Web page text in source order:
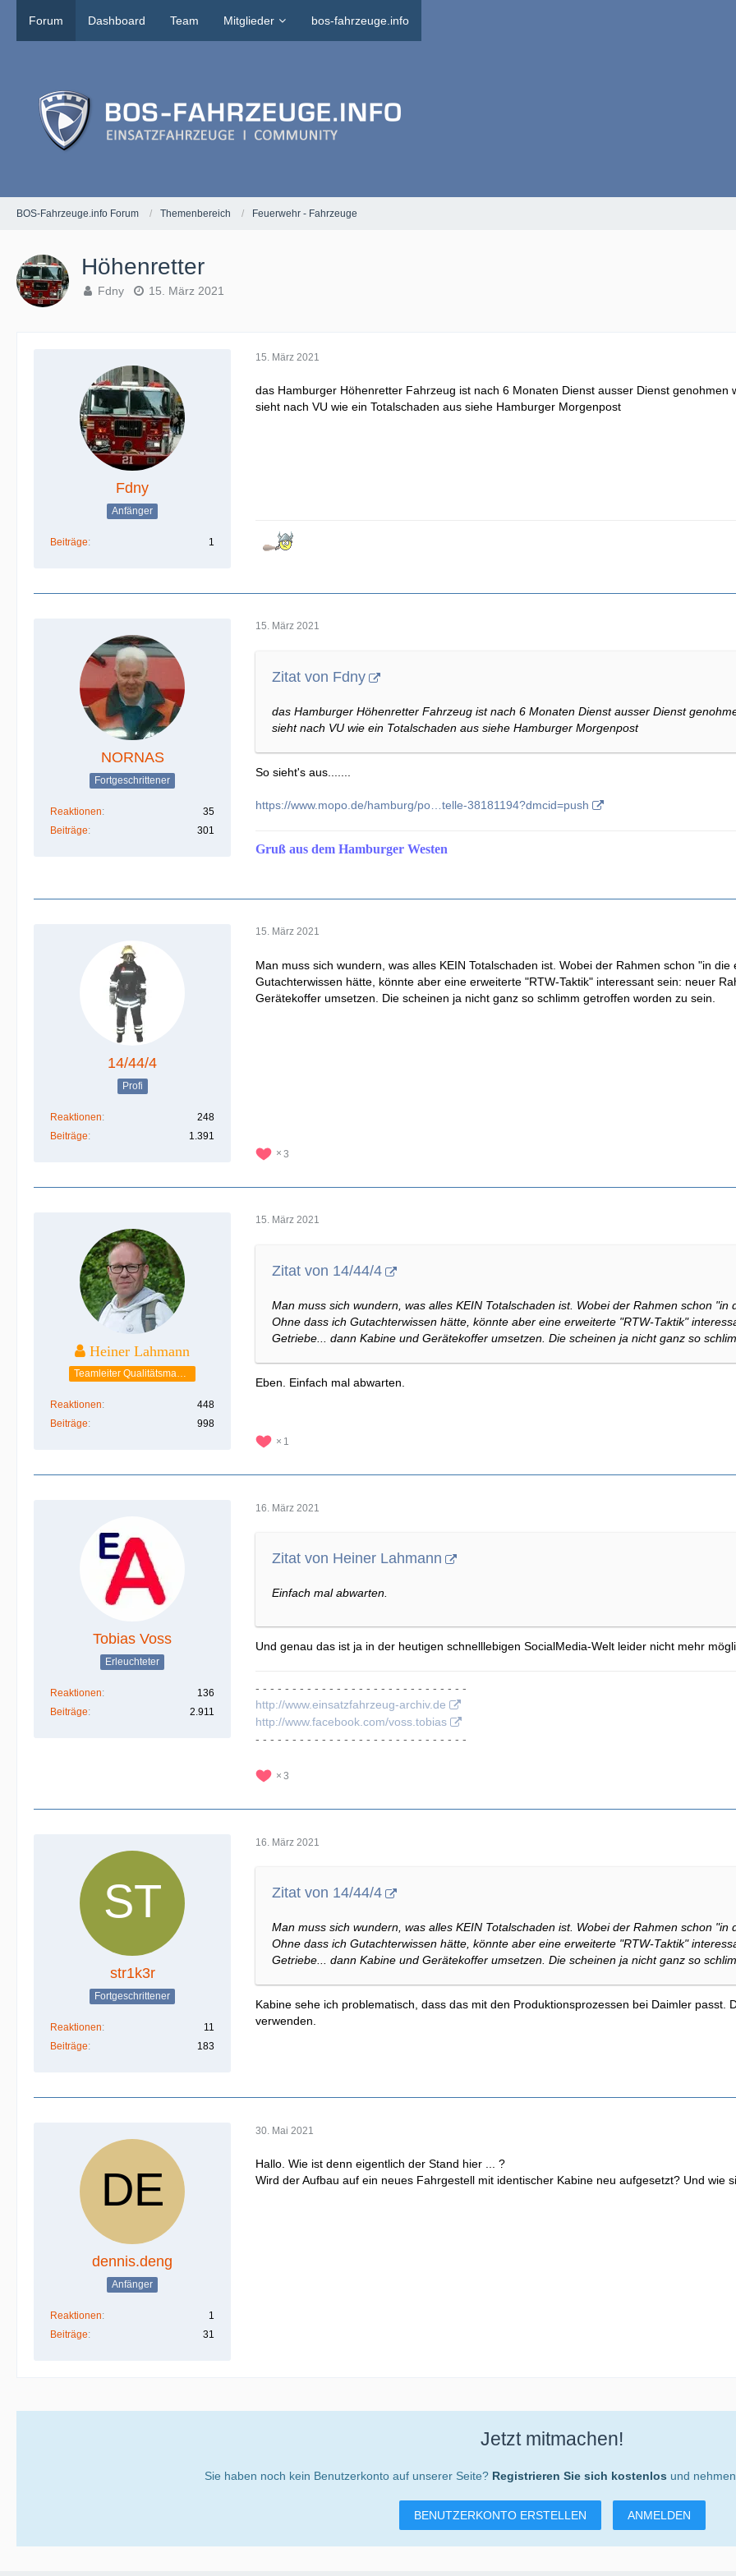
Forum Dashboard Team Mitglieder bos-fahrzeuge.info
BOS-Fahrzeuge.info Forum Themenbereich Feuerwehr - Fahrzeuge
Höhenretter
Fdny 15. März 2021
Fdny
Anfänger
Beiträge 1
15. März 2021
das Hamburger Höhenretter Fahrzeug ist nach 6 Monaten Dienst ausser Dienst genohmen
sieht nach VU wie ein Totalschaden aus siehe Hamburger Morgenpost
NORNAS
Fortgeschrittener
Reaktionen
35
Beiträge
301
15. März 2021
Zitat von Fdny
das Hamburger Höhenretter Fahrzeug ist nach 6 Monaten Dienst ausser Dienst
sieht nach VU wie ein Totalschaden aus siehe Hamburger Morgenpost
So sieht's aus.......
https://www.mopo.de/hamburg/po…telle-38181194?dmcid=push
Gruß aus dem Hamburger Westen
14/44/4
Profi
Reaktionen
248
Beiträge
1.391
15. März 2021
Man muss sich wundern, was alles KEIN Totalschaden ist. Wobei der Rahmen schon "in
Gutachterwissen hätte, könnte aber eine erweiterte "RTW-Taktik" interessant sein: neuer
Gerätekoffer umsetzen. Die scheinen ja nicht ganz so schlimm getroffen worden zu sein.
3
Heiner Lahmann
Teamleiter Qualitätsmanagement
Reaktionen
448
Beiträge
998
15. März 2021
Zitat von 14/44/4
Man muss sich wundern, was alles KEIN Totalschaden ist. Wobei der Rahmen schon "in
Ohne dass ich Gutachterwissen hätte, könnte aber eine erweiterte "RTW-Taktik"
Getriebe... dann Kabine und Gerätekoffer umsetzen. Die scheinen ja nicht ganz so
Eben. Einfach mal abwarten.
1
Tobias Voss
Erleuchteter
Reaktionen
136
Beiträge
2.911
16. März 2021
Zitat von Heiner Lahmann
Einfach mal abwarten.
Und genau das ist ja in der heutigen schnelllebigen SocialMedia-Welt leider nicht mehr
- - - - - - - - - - - - - - - - - - - - - - - - - - - - -
http://www.einsatzfahrzeug-archiv.de
http://www.facebook.com/voss.tobias
- - - - - - - - - - - - - - - - - - - - - - - - - - - - -
3
str1k3r
Fortgeschrittener
Reaktionen
11
Beiträge
183
16. März 2021
Zitat von 14/44/4
Man muss sich wundern, was alles KEIN Totalschaden ist. Wobei der Rahmen schon
Ohne dass ich Gutachterwissen hätte, könnte aber eine erweiterte "RTW-Taktik"
Getriebe... dann Kabine und Gerätekoffer umsetzen. Die scheinen ja nicht ganz so
Kabine sehe ich problematisch, dass das mit den Produktionsprozessen bei Daimler passt.
verwenden.
dennis.deng
Anfänger
Reaktionen
1
Beiträge
31
30. Mai 2021
Hallo. Wie ist denn eigentlich der Stand hier ... ?
Wird der Aufbau auf ein neues Fahrgestell mit identischer Kabine neu aufgesetzt? Und wie
Jetzt mitmachen!
Sie haben noch kein Benutzerkonto auf unserer Seite? Registrieren Sie sich kostenlos und
BENUTZERKONTO ERSTELLEN ANMELDEN